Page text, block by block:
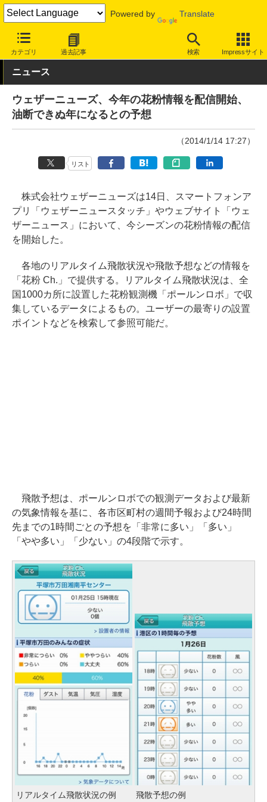
Powered by Translate
カテゴリ 過去記事 検索 Impressサイト
INTERNET Watch サービス/ソフト サービス ニュース/生活
ニュース
ウェザーニューズ、今年の花粉情報を配信開始、
油断できぬ年になるとの予想
（2014/1/14 17:27）
リスト
株式会社ウェザーニューズは14日、スマートフォンア
プリ「ウェザーニュースタッチ」やウェブサイト「ウェ
ザーニュース」において、今シーズンの花粉情報の配信
を開始した。
各地のリアルタイム飛散状況や飛散予想などの情報を
「花粉 Ch.」で提供する。リアルタイム飛散状況は、全
国1000カ所に設置した花粉観測機「ポールンロボ」で収
集しているデータによるもの。ユーザーの最寄りの設置
ポイントなどを検索して参照可能だ。
飛散予想は、ポールンロボでの観測データおよび最新
の気象情報を基に、各市区町村の週間予報および24時間
先までの1時間ごとの予想を「非常に多い」「多い」
「やや多い」「少ない」の4段階で示す。
リアルタイム飛散状況の例 飛散予想の例